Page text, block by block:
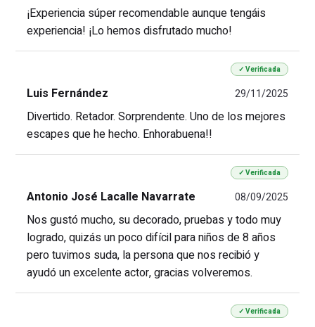
¡Experiencia súper recomendable aunque tengáis
experiencia! ¡Lo hemos disfrutado mucho!
✓ Verificada
Luis Fernández 29/11/2025
Divertido. Retador. Sorprendente. Uno de los mejores
escapes que he hecho. Enhorabuena!!
✓ Verificada
Antonio José Lacalle Navarrate 08/09/2025
Nos gustó mucho, su decorado, pruebas y todo muy
logrado, quizás un poco difícil para niños de 8 años
pero tuvimos suda, la persona que nos recibió y
ayudó un excelente actor, gracias volveremos.
✓ Verificada